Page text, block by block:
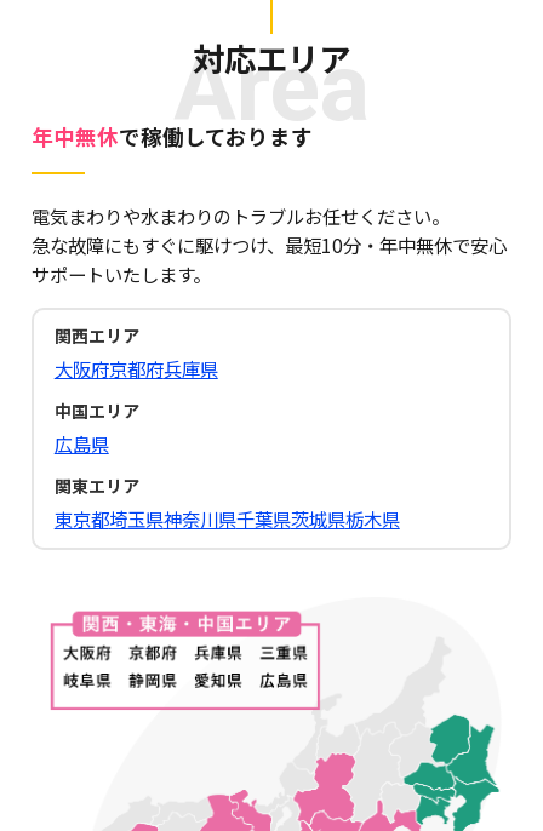
Area
対応エリア
年中無休で稼働しております
電気まわりや水まわりのトラブルお任せください。
急な故障にもすぐに駆けつけ、最短10分・年中無休で安心
サポートいたします。
関西エリア
大阪府京都府兵庫県
中国エリア
広島県
関東エリア
東京都埼玉県神奈川県千葉県茨城県栃木県